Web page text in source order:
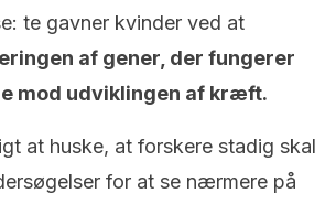
te gavner kvinder ved at
af gener, der fungerer
mod udviklingen af kræft.
at huske, at forskere stadig skal
for at se nærmere på